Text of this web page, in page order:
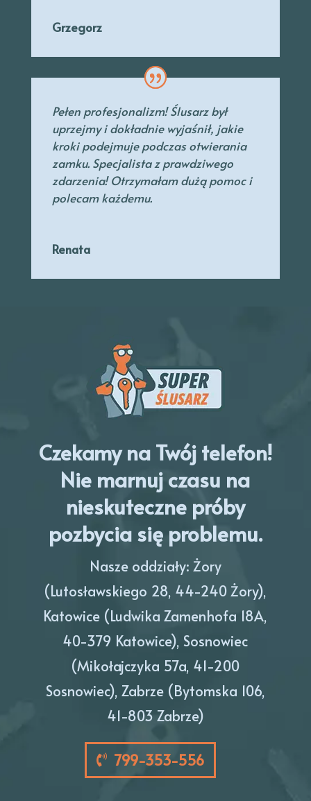
Grzegorz
Pełen profesjonalizm! Ślusarz był
uprzejmyi dokładnie wyjaśnił, jakie
kroki podejmuje podczas otwierania
zamku. Specjalistaz prawdziwego
zdarzenia! Otrzymałam dużą pomoc i
polecam każdemu.
Renata
Czekamy na Twój telefon!
Nie marnuj czasu na
nieskuteczne próby
pozbycia się problemu.
Nasze oddziały: Żory
(Lutosławskiego 28, 44-240 Żory),
Katowice (Ludwika Zamenhofa 18A,
40-379 Katowice), Sosnowiec
(Mikołajczyka 57a, 41-200
Sosnowiec), Zabrze (Bytomska 106,
41-803 Zabrze)
799-353-556